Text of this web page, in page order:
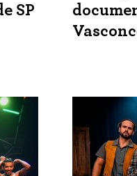
SP